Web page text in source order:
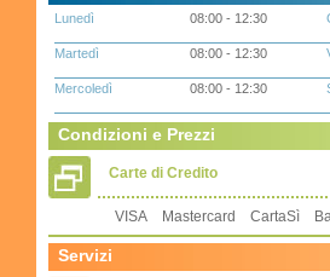
Lunedì 08:00 - 12:30
Martedì 08:00 - 12:30
Mercoledì 08:00 - 12:30
Condizioni e Prezzi
Carte di Credito
VISA Mastercard CartaSì
Servizi